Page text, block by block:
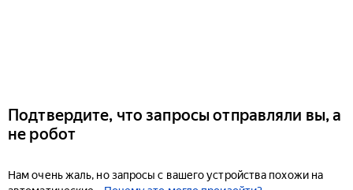
Подтвердите, что запросы отправляли вы, а
не робот
Нам очень жаль, но запросы с вашего устройства похожи на